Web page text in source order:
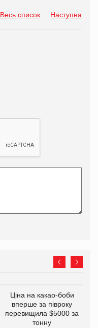
Весь список Наступна
Ціна на какао-боби
вперше за півроку
перевищила $5000 за
тонну